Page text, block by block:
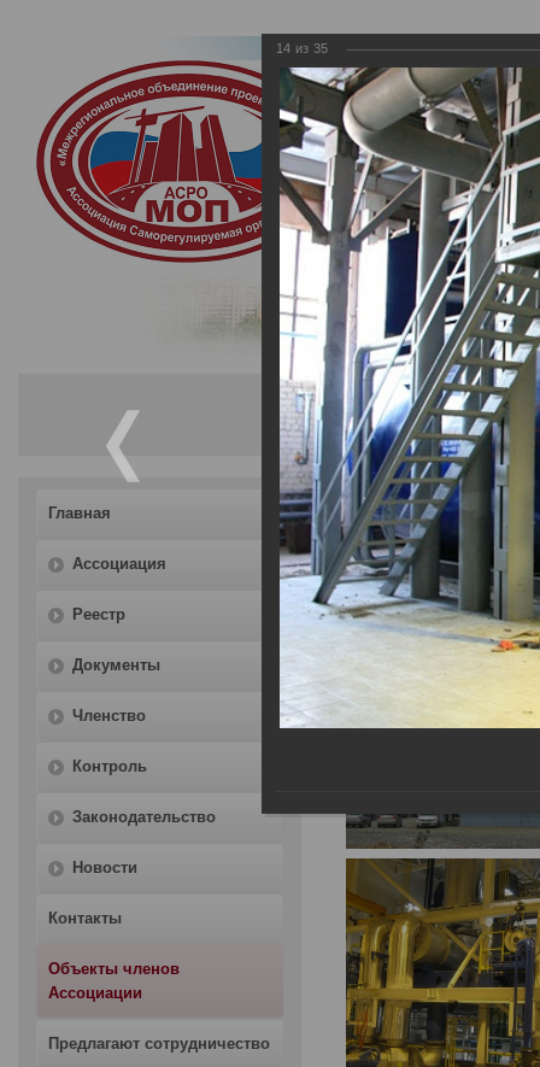
Ассоциация
Саморегулируемая
осуществляющих
Главная
Ассоциация
Реестр
Документы
Членство
Контроль
Законодательство
Новости
Контакты
Объекты членов
Ассоциации
Предлагают сотрудничество
АО «Энком»
Главная Объекты членов
14 из 35